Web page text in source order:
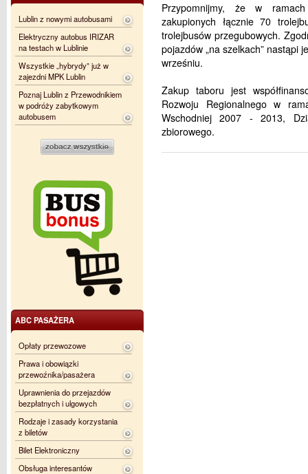
Przypomnijmy, że w
zakupionych łącznie 70
trolejbusów przegubowych.
pojazdów „na szelkach” nastąpi
wrześniu.
Zakup taboru jest
Rozwoju Regionalnego w
Wschodniej 2007 - 2013,
zbiorowego.
Lublin z nowymi autobusami
Elektryczny autobus IRIZAR
na testach w Lublinie
Wszystkie „hybrydy” już w
zajezdni MPK Lublin
Poznaj Lublin z Przewodnikiem
w podróży zabytkowym
autobusem
ABC PASAŻERA
Opłaty przewozowe
Prawa i obowiązki
przewoźnika/pasażera
Uprawnienia do przejazdów
bezpłatnych i ulgowych
Rodzaje i zasady korzystania
z biletów
Bilet Elektroniczny
Obsługa interesantów